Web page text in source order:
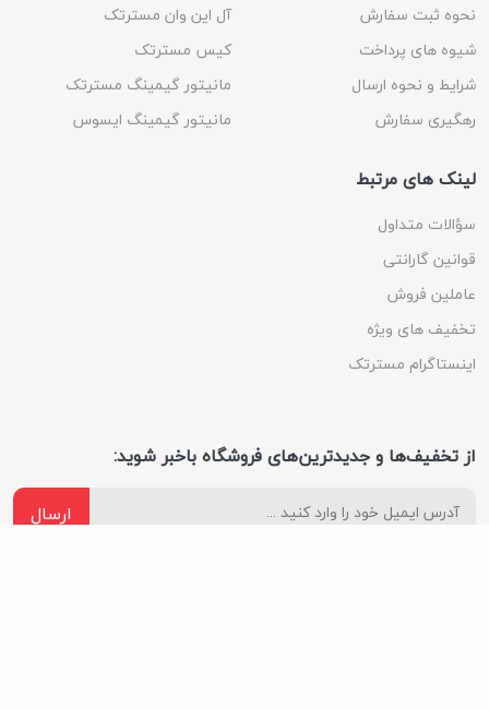
نحوه ثبت سفارش
شیوه های پرداخت
شرایط و نحوه ارسال
رهگیری سفارش
آل این وان مسترتک
کیس مسترتک
مانیتور گیمینگ مسترتک
مانیتور گیمینگ ایسوس
لینک های مرتبط
سؤالات متداول
قوانین گارانتی
عاملین فروش
تخفیف های ویژه
اینستاگرام مسترتک
از تخفیف‌ها و جدیدترین‌های فروشگاه باخبر شوید:
ارسال